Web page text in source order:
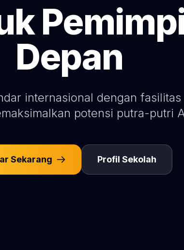
Depan
internasional dengan
potensi putra-putri
Sekarang Profil Sekolah